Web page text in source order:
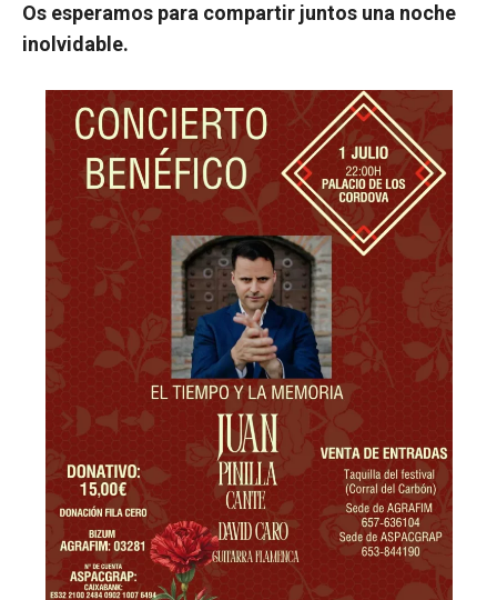
Os esperamos para compartir juntos una noche
inolvidable.